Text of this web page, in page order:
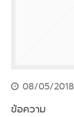
08/05/2018
ข้อความ